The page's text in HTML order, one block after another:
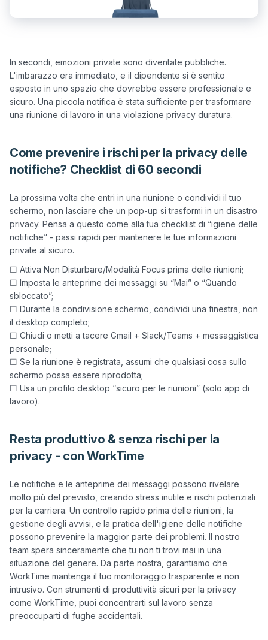
In secondi, emozioni private sono diventate pubbliche.
L'imbarazzo era immediato, e il dipendente si è sentito
esposto in uno spazio che dovrebbe essere professionale e
sicuro. Una piccola notifica è stata sufficiente per trasformare
Come prevenire i rischi per la privacy delle
notifiche? Checklist di 60 secondi
La prossima volta che entri in una riunione o condividi il tuo
schermo, non lasciare che un pop-up si trasformi in un disastro
privacy. Pensa a questo come alla tua checklist di “igiene delle
notifiche” - passi rapidi per mantenere le tue informazioni
☐ Attiva Non Disturbare/Modalità Focus prima delle riunioni;
☐ Imposta le anteprime dei messaggi su “Mai” o “Quando
sbloccato”;
☐ Durante la condivisione schermo, condividi una finestra, non
il desktop completo;
☐ Chiudi o metti a tacere Gmail + Slack/Teams + messaggistica
personale;
☐ Se la riunione è registrata, assumi che qualsiasi cosa sullo
schermo possa essere riprodotta;
☐ Usa un profilo desktop “sicuro per le riunioni” (solo app di
lavoro).
Resta produttivo & senza rischi per la
privacy - con WorkTime
Le notifiche e le anteprime dei messaggi possono rivelare
molto più del previsto, creando stress inutile e rischi potenziali
per la carriera. Un controllo rapido prima delle riunioni, la
gestione degli avvisi, e la pratica dell'igiene delle notifiche
possono prevenire la maggior parte dei problemi. Il nostro
team spera sinceramente che tu non ti trovi mai in una
situazione del genere. Da parte nostra, garantiamo che
WorkTime mantenga il tuo monitoraggio trasparente e non
intrusivo. Con strumenti di produttività sicuri per la privacy
come WorkTime, puoi concentrarti sul lavoro senza